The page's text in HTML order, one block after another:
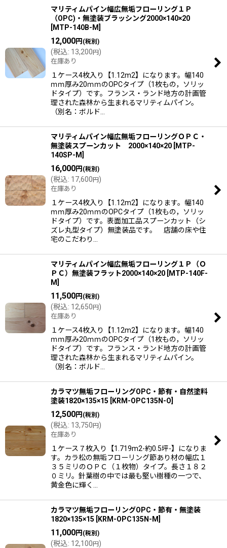
マリティムパイン幅広無垢フローリング１Ｐ
（OPC)・無塗装ブラッシング2000×140×20
MTP-140B-M
12,000円 (税別)
(税込: 13,200 円 )
在庫あり
１ケース4枚入り【1.12m2】になります。幅140
ｍｍ厚み20ｍｍのOPCタイプ（1枚もの，ソリッ
ドタイプ）です。フランス・ランド地方の計画管
理された森林から生まれるマリティムパイン。
（別名：ボルド…
マリティムパイン幅広無垢フローリングＯＰＣ・
無塗装スプーンカット 2000×140×20
MTP-
140SP-M
16,000円 (税別)
(税込: 17,600 円 )
在庫あり
１ケース4枚入り【1.12m2】になります。幅140
ｍｍ厚み20ｍｍのOPCタイプ（1枚もの，ソリッ
ドタイプ）です。表面加工品スプーンカット（シ
ズレ丸型タイプ）無塗装品です。 店舗の床や住
宅のこだわり…
マリティムパイン幅広無垢フローリング１Ｐ（Ｏ
ＰＣ）無塗装フラット2000×140×20
MTP-140F-
M
11,500円 (税別)
(税込: 12,650 円 )
在庫あり
１ケース4枚入り【1.12m2】になります。幅140
ｍｍ厚み20ｍｍのOPCタイプ（1枚もの，ソリッ
ドタイプ）です。フランス・ランド地方の計画管
理された森林から生まれるマリティムパイン。
（別名：ボルド…
カラマツ無垢フローリングOPC・節有・自然塗料
塗装1820×135×15
KRM-OPC135N-O
12,500円 (税別)
(税込: 13,750 円 )
在庫あり
１ケース７枚入り【1.719m2-約0.5坪-】になりま
す。カラ松の無垢フローリング節あり材の幅広１
３５ミリのＯＰＣ（１枚物）タイプ。長さ１８２
０ミリ。針葉樹の中では最も堅い樹種の一つで、
黄金色に輝く…
カラマツ無垢フローリングOPC・節有・無塗装
1820×135×15
KRM-OPC135N-M
11,000円 (税別)
(税込: 12,100 円 )